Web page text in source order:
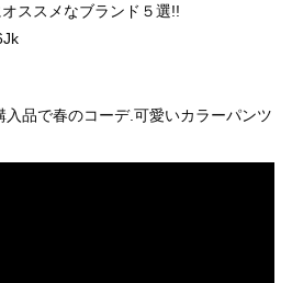
ススメなブランド５選!!
入品で春のコーデ.可愛いカラーパンツ